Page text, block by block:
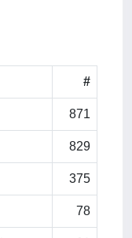
#
871
829
375
78